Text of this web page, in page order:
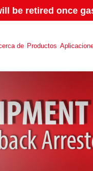
be retired once
de Productos